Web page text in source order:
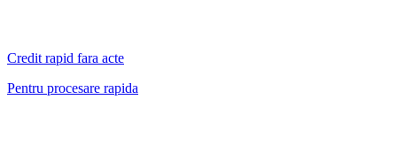
Credit rapid fara acte
Pentru procesare rapida